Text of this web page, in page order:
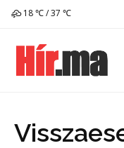
18 ℃ / 37 ℃